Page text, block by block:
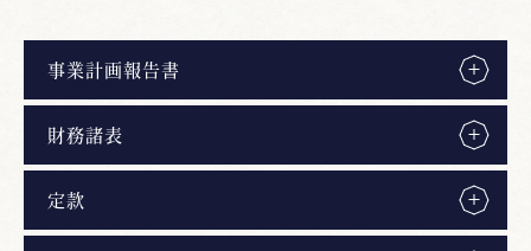
事業計画報告書
財務諸表
定款